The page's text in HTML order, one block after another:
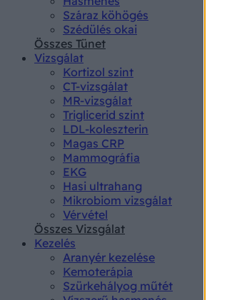
Száraz köhögés
Szédülés okai
Összes Tünet
Vizsgálat
Kortizol szint
CT-vizsgálat
MR-vizsgálat
Triglicerid szint
LDL-koleszterin
Magas CRP
Mammográfia
EKG
Hasi ultrahang
Mikrobiom vizsgálat
Vérvétel
Összes Vizsgálat
Kezelés
Aranyér kezelése
Kemoterápia
Szürkehályog műtét